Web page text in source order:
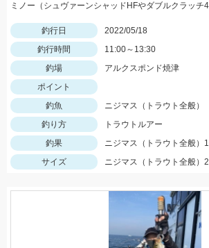
釣行日
2022/05/18
釣行時間
11:00～13:30
釣場
アルクスポンド焼津
ポイント
釣魚
ニジマス（トラウト全般）
釣り方
トラウトルアー
釣果
ニジマス（トラウト全般）
サイズ
ニジマス（トラウト全般）